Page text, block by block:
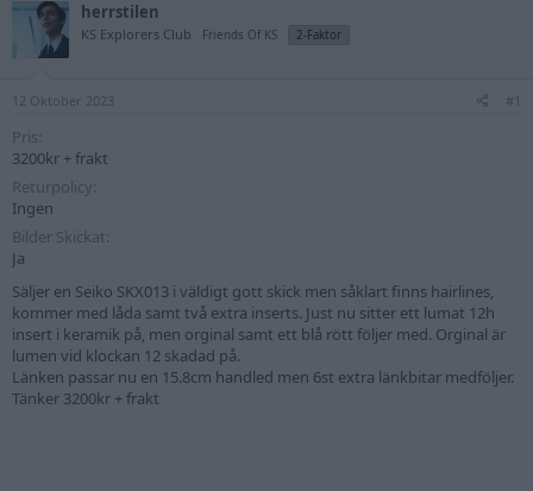
herrstilen
KS Explorers Club Friends Of KS 2-Faktor
12 Oktober 2023 #1
Pris
3200kr + frakt
Returpolicy
Ingen
Bilder Skickat
Ja
Säljer en Seiko SKX013 i väldigt gott skick men såklart finns hairlines,
kommer med låda samt två extra inserts. Just nu sitter ett lumat 12h
insert i keramik på, men orginal samt ett blå rött följer med. Orginal är
lumen vid klockan 12 skadad på.
Länken passar nu en 15.8cm handled men 6st extra länkbitar medföljer.
Tänker 3200kr + frakt